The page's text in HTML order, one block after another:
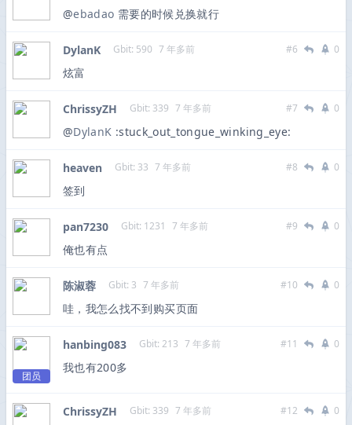
@ebadao 需要的时候兑换就行
DylanK Gbit: 590 7 年多前 #6 0
炫富
ChrissyZH Gbit: 339 7 年多前 #7 0
@DylanK :stuck_out_tongue_winking_eye:
heaven Gbit: 33 7 年多前 #8 0
签到
pan7230 Gbit: 1231 7 年多前 #9 0
俺也有点
陈淑蓉 Gbit: 3 7 年多前 #10 0
哇，我怎么找不到购买页面
团员
hanbing083 Gbit: 213 7 年多前 #11 0
我也有200多
ChrissyZH Gbit: 339 7 年多前 #12 0